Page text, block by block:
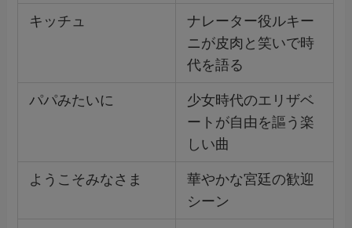
キッチュ
ナレーター役ルキー
ニが皮肉と笑いで時
代を語る
パパみたいに
少女時代のエリザベ
ートが自由を謳う楽
しい曲
ようこそみなさま
華やかな宮廷の歓迎
シーン